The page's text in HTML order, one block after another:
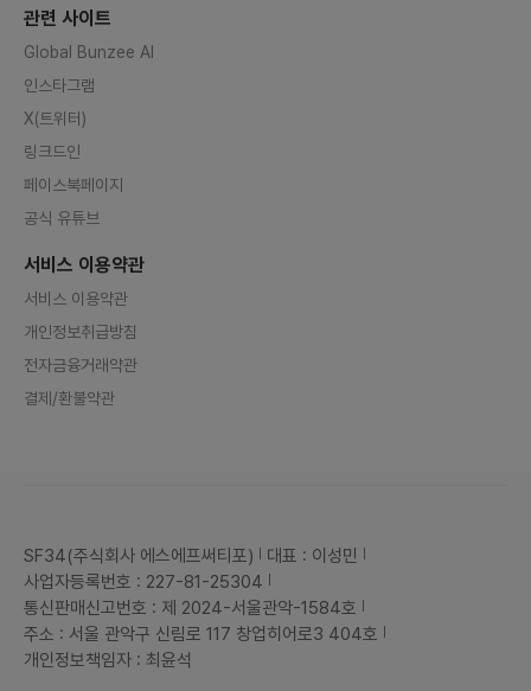
관련 사이트
Global Bunzee AI
인스타그램
X(트위터)
링크드인
페이스북페이지
공식 유튜브
서비스 이용약관
서비스 이용약관
개인정보취급방침
전자금융거래약관
결제/환불약관
SF34(주식회사 에스에프써티포)
대표 : 이성민
사업자등록번호 : 227-81-25304
통신판매신고번호 : 제 2024-서울관악-1584호
주소 : 서울 관악구 신림로 117 창업히어로3 404호
개인정보책임자 : 최윤석